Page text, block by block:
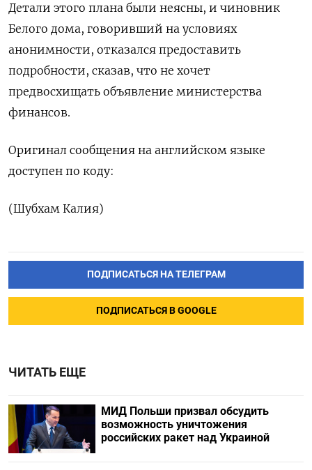
Детали этого плана были неясны, и чиновник
Белого ‌дома, говоривший на условиях
анонимности, отказался предоставить
подробности, ‌сказав, что не хочет
предвосхищать объявление министерства ​
финансов.
Оригинал сообщения на английском языке
‌доступен по коду:
(Шубхам Калия)
ПОДПИСАТЬСЯ НА ТЕЛЕГРАМ
ПОДПИСАТЬСЯ В GOOGLE
ЧИТАТЬ ЕЩЕ
МИД Польши призвал обсудить
возможность уничтожения
российских ракет над Украиной